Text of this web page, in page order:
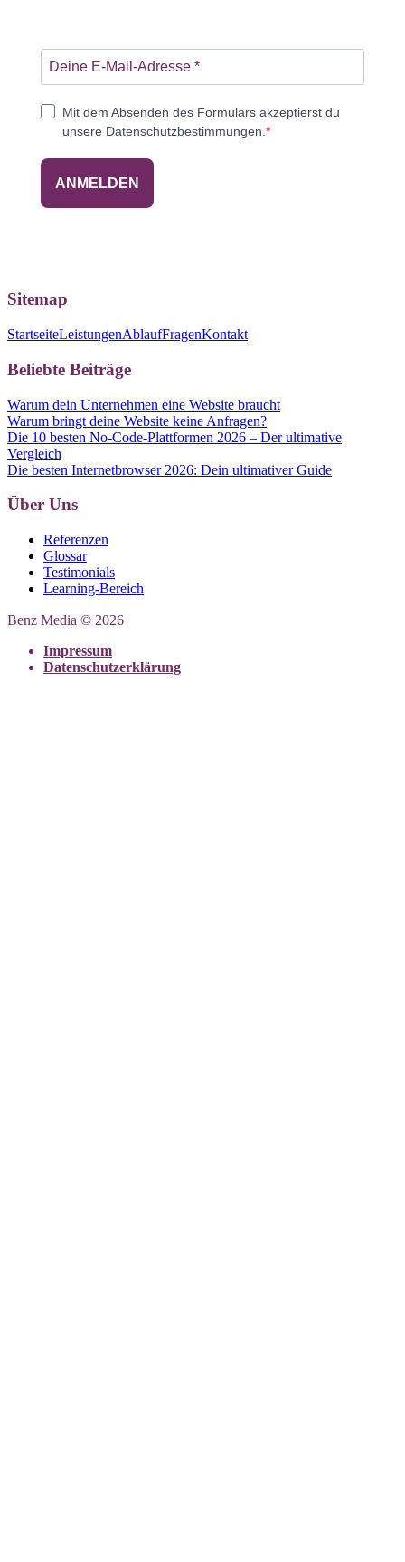
Mit dem Absenden des Formulars akzeptierst du
unsere Datenschutzbestimmungen.
ANMELDEN
Sitemap
StartseiteLeistungenAblaufFragenKontakt
Beliebte Beiträge
Warum dein Unternehmen eine Website braucht
Warum bringt deine Website keine Anfragen?
Die 10 besten No-Code-Plattformen 2026 – Der ultimative
Vergleich
Die besten Internetbrowser 2026: Dein ultimativer Guide
Über Uns
Referenzen
Glossar
Testimonials
Learning-Bereich
Benz Media © 2026
Impressum
Datenschutzerklärung